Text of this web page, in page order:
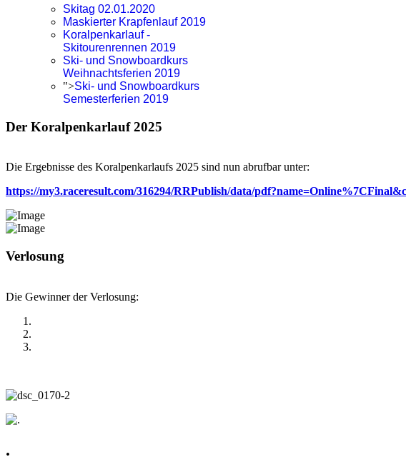
Skitag 02.01.2020
Maskierter Krapfenlauf 2019
Koralpenkarlauf -
Skitourenrennen 2019
Ski- und Snowboardkurs
Weihnachtsferien 2019
">Ski- und Snowboardkurs
Semesterferien 2019
Der Koralpenkarlauf 2025
Die Ergebnisse des Koralpenkarlaufs 2025 sind nun abrufbar unter:
https://my3.raceresult.com/316294/RRPublish/data/
Verlosung
Die Gewinner der Verlosung:
.